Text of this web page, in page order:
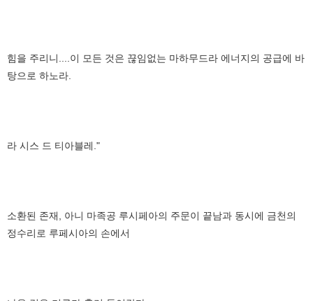
힘을 주리니....이 모든 것은 끊임없는 마하무드라 에너지의 공급에 바
탕으로 하노라.
라 시스 드 티아블레."
소환된 존재, 아니 마족공 루시페아의 주문이 끝남과 동시에 금천의
정수리로 루페시아의 손에서